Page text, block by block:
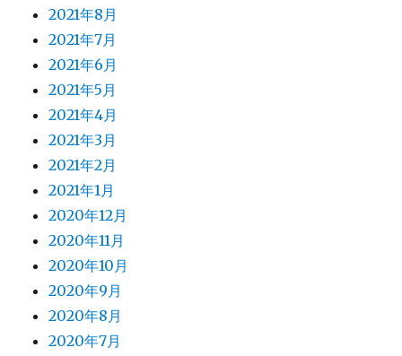
2021年8月
2021年7月
2021年6月
2021年5月
2021年4月
2021年3月
2021年2月
2021年1月
2020年12月
2020年11月
2020年10月
2020年9月
2020年8月
2020年7月